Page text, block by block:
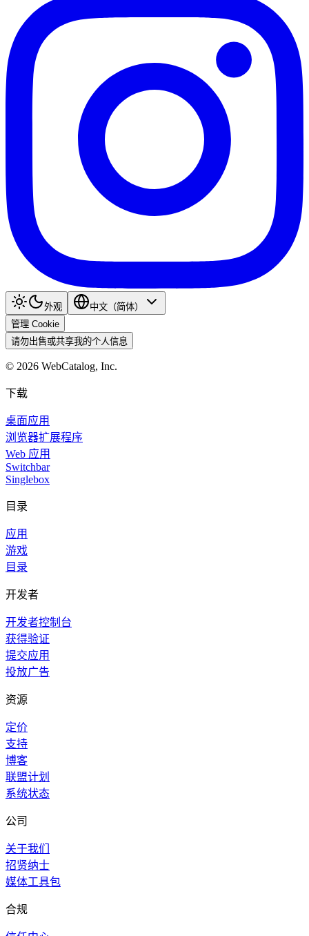
外观
中文（简体）
管理 Cookie
请勿出售或共享我的个人信息
© 2026 WebCatalog, Inc.
下载
桌面应用
浏览器扩展程序
Web 应用
Switchbar
Singlebox
目录
应用
游戏
目录
开发者
开发者控制台
获得验证
提交应用
投放广告
资源
定价
支持
博客
联盟计划
系统状态
公司
关于我们
招贤纳士
媒体工具包
合规